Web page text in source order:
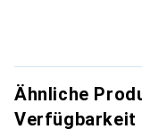
Ähnliche
Verfügbarkeit